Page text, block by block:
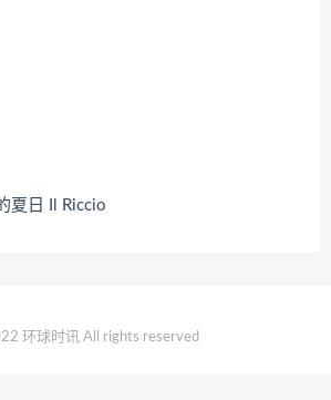
夏日 Il Riccio
环球时讯 All rights reserved